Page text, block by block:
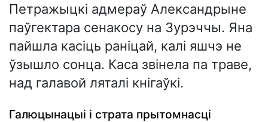
Петражыцкі адмераў Александрыне
паўгектара сенакосу на Зурэччы. Яна
пайшла касіць раніцай, калі яшчэ не
ўзышло сонца. Каса звінела па траве,
над галавой ляталі кнігаўкі.
Галюцынацыі і страта прытомнасці